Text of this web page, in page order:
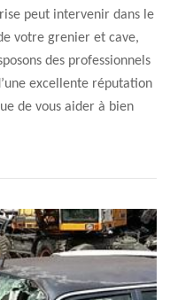
peut intervenir dans le
votre grenier et cave,
des professionnels
excellente réputation
de vous aider à bien